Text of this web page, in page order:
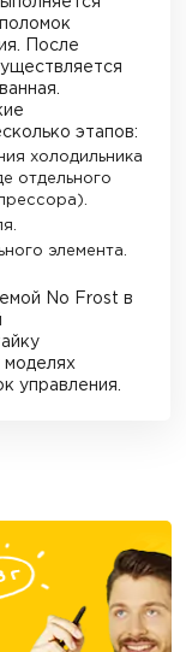
После
этапов:
холодильника
отдельного
элемента.
No Frost в
моделях
управления.